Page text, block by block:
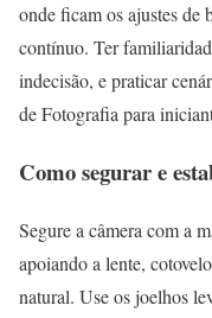
onde ficam os ajustes de
contínuo. Ter
indecisão, e praticar
de Fotografia para
Como segurar e
Segure a câmera com a
apoiando a lente,
natural. Use os joelhos